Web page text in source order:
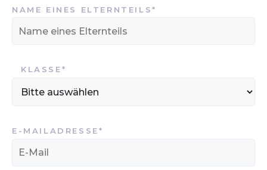
PFLICHTFELD
NAME EINES ELTERNTEILS*
PFLICHTFELD
KLASSE*
PFLICHTFELD
E-MAILADRESSE*